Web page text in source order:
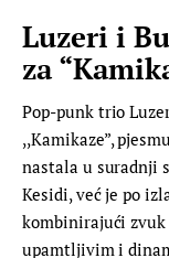
Luzeri i
za
Pop-punk trio
,,Kamikaze”,
nastala u suradnji
Kesidi, već je po
kombinirajući zvuk
upamtljivim i